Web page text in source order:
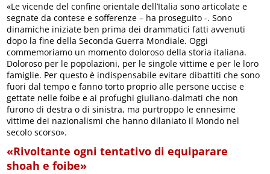
«Le vicende del confine orientale dell’Italia sono articolate e
segnate da contese e sofferenze – ha proseguito -. Sono
dinamiche iniziate ben prima dei drammatici fatti avvenuti
dopo la fine della Seconda Guerra Mondiale. Oggi
commemoriamo un momento doloroso della storia italiana.
Doloroso per le popolazioni, per le singole vittime e per le loro
famiglie. Per questo è indispensabile evitare dibattiti che sono
fuori dal tempo e fanno torto proprio alle persone uccise e
gettate nelle foibe e ai profughi giuliano-dalmati che non
furono di destra o di sinistra, ma purtroppo le ennesime
vittime dei nazionalismi che hanno dilaniato il Mondo nel
secolo scorso».
«Rivoltante ogni tentativo di equiparare
shoah e foibe»